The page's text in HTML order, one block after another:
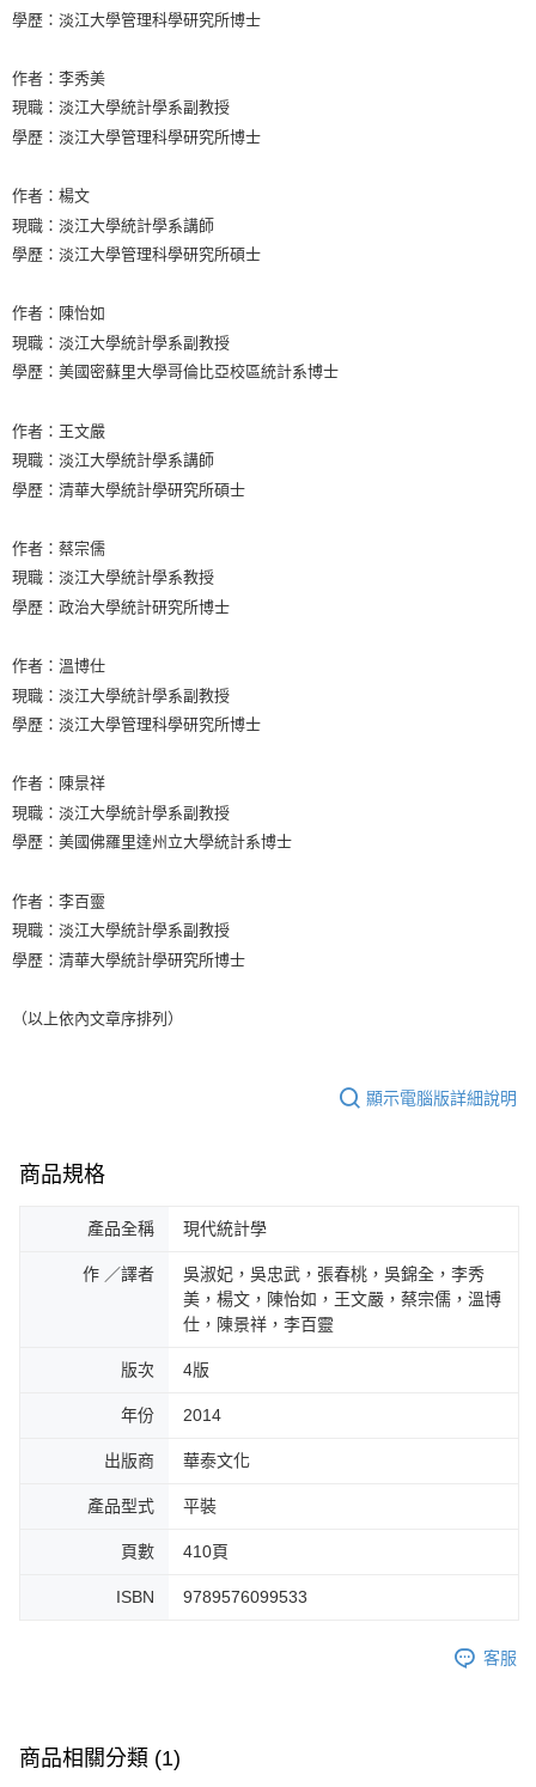
學歷：淡江大學管理科學研究所博士
作者：李秀美
現職：淡江大學統計學系副教授
學歷：淡江大學管理科學研究所博士
作者：楊文
現職：淡江大學統計學系講師
學歷：淡江大學管理科學研究所碩士
作者：陳怡如
現職：淡江大學統計學系副教授
學歷：美國密蘇里大學哥倫比亞校區統計系博士
作者：王文嚴
現職：淡江大學統計學系講師
學歷：清華大學統計學研究所碩士
作者：蔡宗儒
現職：淡江大學統計學系教授
學歷：政治大學統計研究所博士
作者：溫博仕
現職：淡江大學統計學系副教授
學歷：淡江大學管理科學研究所博士
作者：陳景祥
現職：淡江大學統計學系副教授
學歷：美國佛羅里達州立大學統計系博士
作者：李百靈
現職：淡江大學統計學系副教授
學歷：清華大學統計學研究所博士
（以上依內文章序排列）
顯示電腦版詳細說明
商品規格
產品全稱 現代統計學
作 ／譯者
吳淑妃，吳忠武，張春桃，吳錦全，李秀
美，楊文，陳怡如，王文嚴，蔡宗儒，溫博
仕，陳景祥，李百靈
版次 4版
年份 2014
出版商 華泰文化
產品型式 平裝
頁數 410頁
ISBN 9789576099533
客服
商品相關分類 (1)